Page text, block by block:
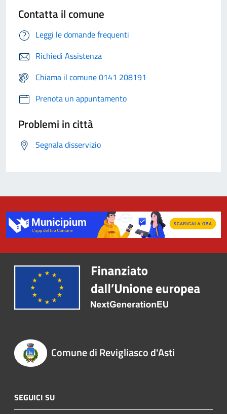
Contatta il comune
Leggi le domande frequenti
Richiedi Assistenza
Chiama il comune 0141 208191
Prenota un appuntamento
Problemi in città
Segnala disservizio
Comune di Revigliasco d'Asti
SEGUICI SU